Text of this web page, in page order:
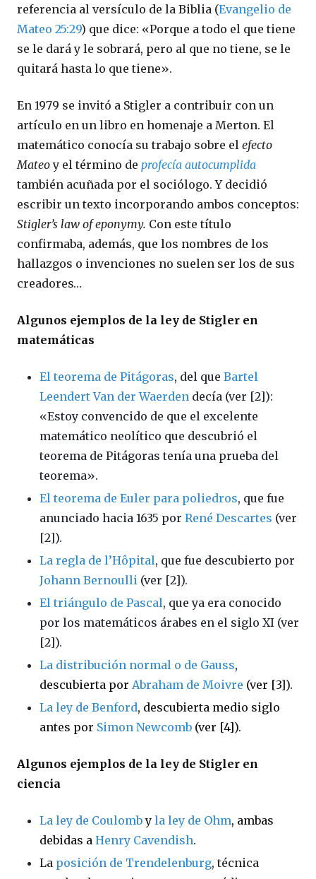
referencia al versículo de la Biblia (Evangelio de
Mateo 25:29) que dice: «Porque a todo el que tiene
se le dará y le sobrará, pero al que no tiene, se le
quitará hasta lo que tiene».
En 1979 se invitó a Stigler a contribuir con un
artículo en un libro en homenaje a Merton. El
matemático conocía su trabajo sobre el efecto
Mateoy el término de profecía autocumplida
también acuñada por el sociólogo. Y decidió
escribir un texto incorporando ambos conceptos:
Stigler’s law of eponymy. Con este título
confirmaba, además, que los nombres de los
hallazgos o invenciones no suelen ser los de sus
creadores…
Algunos ejemplos de la ley de Stigler en
matemáticas
El teorema de Pitágoras, del que Bartel
Leendert Van der Waerden decía (ver [2]):
«Estoy convencido de que el excelente
matemático neolítico que descubrió el
teorema de Pitágoras tenía una prueba del
teorema».
El teorema de Euler para poliedros, que fue
anunciado hacia 1635 por René Descartes (ver
[2]).
La regla de l’Hôpital, que fue descubierto por
Johann Bernoulli (ver [2]).
El triángulo de Pascal, que ya era conocido
por los matemáticos árabes en el siglo XI (ver
[2]).
La distribución normal o de Gauss,
descubierta por Abraham de Moivre (ver [3]).
La ley de Benford, descubierta medio siglo
antes por Simon Newcomb (ver [4]).
Algunos ejemplos de la ley de Stigler en
ciencia
La ley de Coulomby la ley de Ohm, ambas
debidas a Henry Cavendish.
La posición de Trendelenburg, técnica